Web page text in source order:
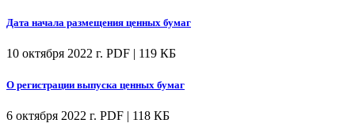
Дата начала размещения ценных бумаг
10 октября 2022 г. PDF | 119 КБ
О регистрации выпуска ценных бумаг
6 октября 2022 г. PDF | 118 КБ